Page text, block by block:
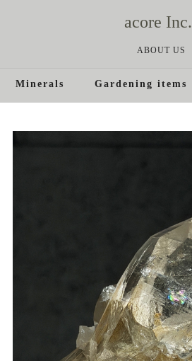
acore Inc.
ABOUT US
Minerals Gardening items